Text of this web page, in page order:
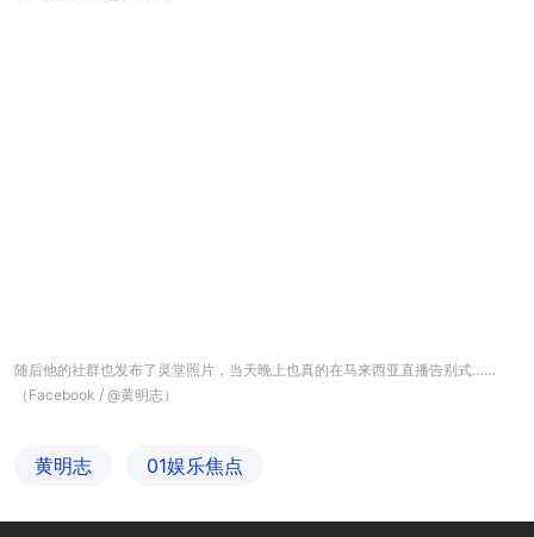
随后他的社群也发布了灵堂照片，当天晚上也真的在马来西亚直播告别式……
（Facebook / @黄明志）
黄明志 01娱乐焦点